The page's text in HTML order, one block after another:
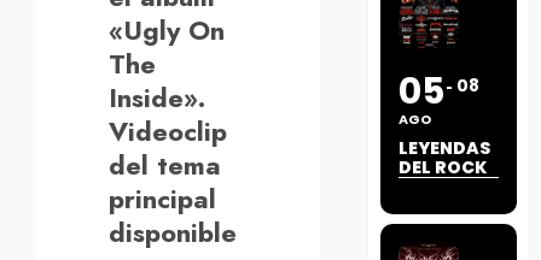
«Ugly On
The
Inside».
Videoclip
del tema
principal
disponible
05
AGO
08
LEYENDAS
DEL ROCK